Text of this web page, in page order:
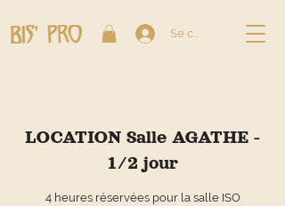
Se connecter
LOCATION Salle AGATHE -
1/2 jour
4 heures réservées pour la salle ISO